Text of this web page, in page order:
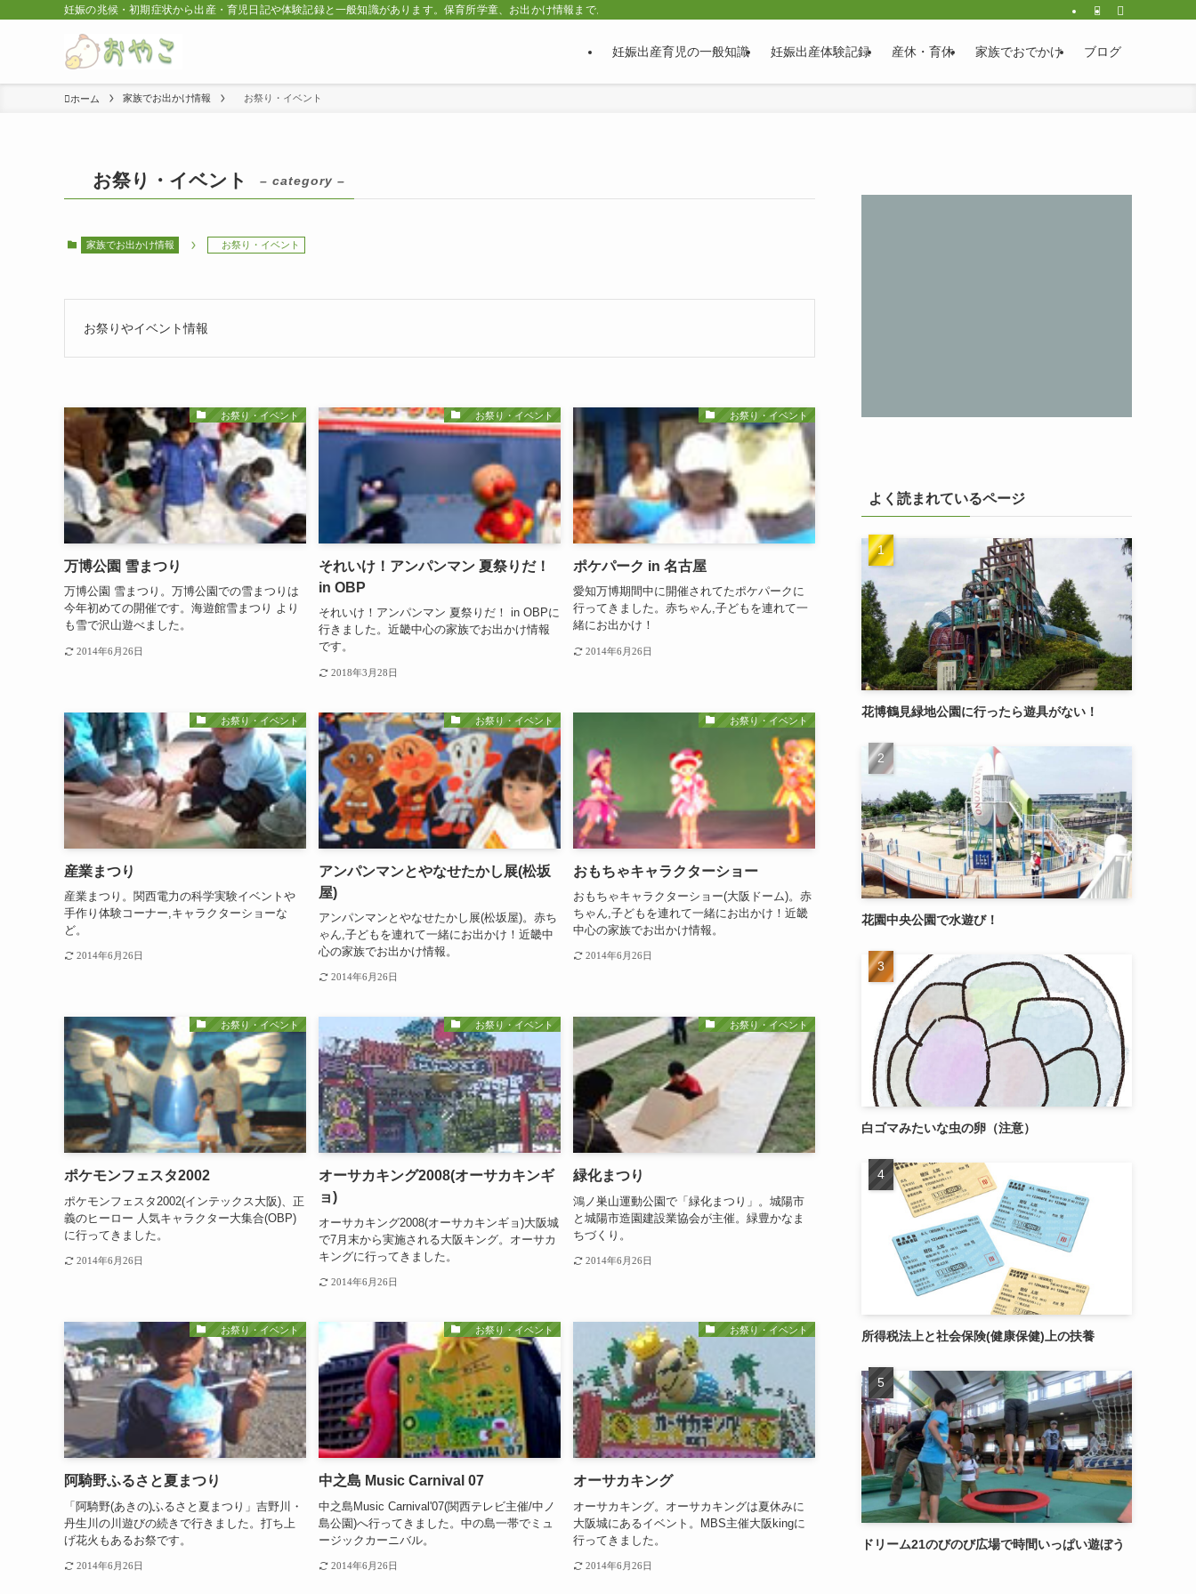
妊娠の兆候・初期症状から出産・育児日記や体験記録と一般知識があります。保育所学童、お出かけ情報まで。
妊娠出産育児の一般知識 妊娠出産体験記録 産休・育休 家族でおでかけ ブログ
ホーム 家族でお出かけ情報 お祭り・イベント
お祭り・イベント – category –
家族でお出かけ情報 お祭り・イベント
お祭りやイベント情報
お祭り・イベント
万博公園 雪まつり
万博公園 雪まつり。万博公園での雪まつりは
今年初めての開催です。海遊館雪まつり より
も雪で沢山遊べました。
2014年6月26日
お祭り・イベント
それいけ！アンパンマン 夏祭りだ！
in OBP
それいけ！アンパンマン 夏祭りだ！ in OBPに
行きました。近畿中心の家族でお出かけ情報
です。
2018年3月28日
お祭り・イベント
ポケパーク in 名古屋
愛知万博期間中に開催されてたポケパークに
行ってきました。赤ちゃん,子どもを連れて一
緒にお出かけ！
2014年6月26日
お祭り・イベント
産業まつり
産業まつり。関西電力の科学実験イベントや
手作り体験コーナー,キャラクターショーな
ど。
2014年6月26日
お祭り・イベント
アンパンマンとやなせたかし展(松坂
屋)
アンパンマンとやなせたかし展(松坂屋)。赤ち
ゃん,子どもを連れて一緒にお出かけ！近畿中
心の家族でお出かけ情報。
2014年6月26日
お祭り・イベント
おもちゃキャラクターショー
おもちゃキャラクターショー(大阪ドーム)。赤
ちゃん,子どもを連れて一緒にお出かけ！近畿
中心の家族でお出かけ情報。
2014年6月26日
お祭り・イベント
ポケモンフェスタ2002
ポケモンフェスタ2002(インテックス大阪)、正
義のヒーロー 人気キャラクター大集合(OBP)
に行ってきました。
2014年6月26日
お祭り・イベント
オーサカキング2008(オーサカキンギ
ョ)
オーサカキング2008(オーサカキンギョ)大阪城
で7月末から実施される大阪キング。オーサカ
キングに行ってきました。
2014年6月26日
お祭り・イベント
緑化まつり
鴻ノ巣山運動公園で「緑化まつり」。城陽市
と城陽市造園建設業協会が主催。緑豊かなま
ちづくり。
2014年6月26日
お祭り・イベント
阿騎野ふるさと夏まつり
「阿騎野(あきの)ふるさと夏まつり」吉野川・
丹生川の川遊びの続きで行きました。打ち上
げ花火もあるお祭です。
2014年6月26日
お祭り・イベント
中之島 Music Carnival 07
中之島Music Carnival'07(関西テレビ主催/中ノ
島公園)へ行ってきました。中の島一帯でミュ
ージックカーニバル。
2014年6月26日
お祭り・イベント
オーサカキング
オーサカキング。オーサカキングは夏休みに
大阪城にあるイベント。MBS主催大阪kingに
行ってきました。
2014年6月26日
よく読まれているページ
花博鶴見緑地公園に行ったら遊具がない！
花園中央公園で水遊び！
白ゴマみたいな虫の卵（注意）
所得税法上と社会保険(健康保健)上の扶養
ドリーム21のびのび広場で時間いっぱい遊ぼう